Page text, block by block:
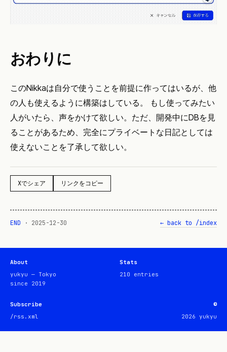
おわりに
このNikkaは自分で使うことを前提に作ってはいるが、他
の人も使えるように構築はしている。 もし使ってみたい
人がいたら、声をかけて欲しい。ただ、開発中にDBを見
ることがあるため、完全にプライベートな日記としては
使えないことを了承して欲しい。
Xでシェア リンクをコピー
END · 2025-12-30 ← back to /index
About
yukyu — Tokyo
since 2019
Stats
210 entries
Subscribe
/rss.xml
©
2026 yukyu